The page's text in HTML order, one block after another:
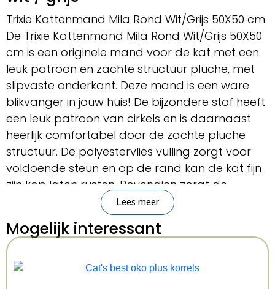
Trixie Kattenmand Mila Rond Wit/Grijs 50X50 cm
De Trixie Kattenmand Mila Rond Wit/Grijs 50X50
cm is een originele mand voor de kat met een
leuk patroon en zachte structuur pluche, met
slipvaste onderkant. Deze mand is een ware
blikvanger in jouw huis! De bijzondere stof heeft
een leuk patroon van cirkels en is daarnaast
heerlijk comfortabel door de zachte pluche
structuur. De polyestervlies vulling zorgt voor
voldoende steun en op de rand kan de kat fijn
zijn kop laten rusten. Bovendien zorgt de
slipvaste onderkant dat het dier zonder moeite
in- en uit de mand kan stappen.
– Opvallende mand voor de kat
– Bekleed met zacht pluche in een leuk patroon
Lees meer
Mogelijk interessant